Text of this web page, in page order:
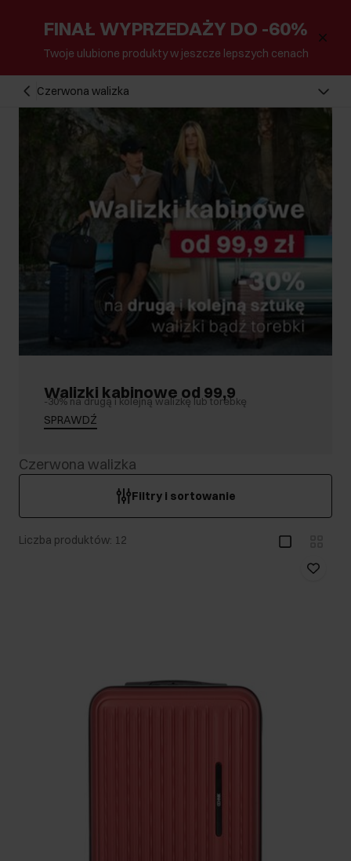
FINAŁ WYPRZEDAŻY DO -60%
Twoje ulubione produkty w jeszcze lepszych cenach
Czerwona walizka
Walizki kabinowe od 99,9
-30% na drugą i kolejną walizkę lub torebkę
SPRAWDŹ
Czerwona walizka
Filtry i sortowanie
Liczba produktów: 12